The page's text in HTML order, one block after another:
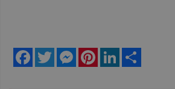
Facebook
Twitter MessengerPinterestLinkedIn